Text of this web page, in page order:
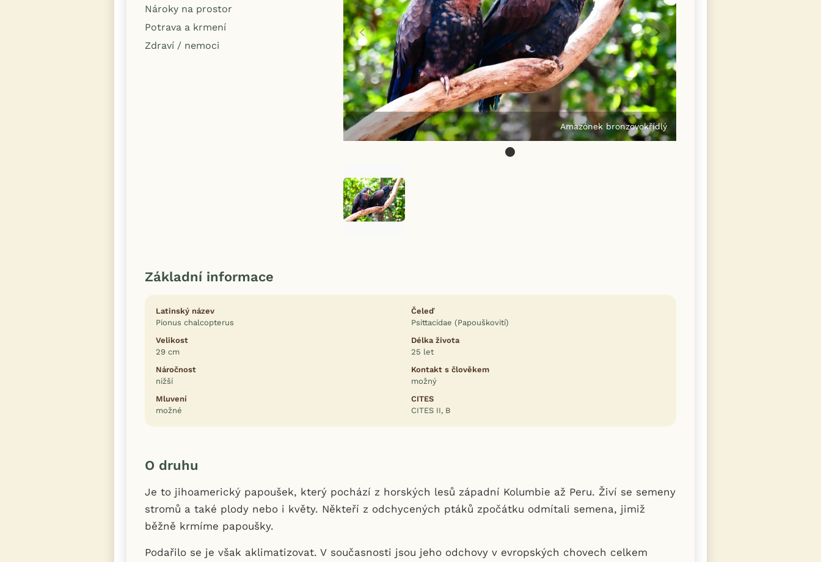
Amazónek bronzovokřídlý
Nároky na prostor
Potrava a krmení
Zdraví / nemoci
Základní informace
Latinský název
Pionus chalcopterus
Čeleď
Psittacidae (Papouškovití)
Velikost
29 cm
Délka života
25 let
Náročnost
nižší
Kontakt s člověkem
možný
Mluvení
možné
CITES
CITES II, B
O druhu
Je to jihoamerický papoušek, který pochází z horských lesů západní Kolumbie až Peru. Živí se semeny
stromů a také plody nebo i květy. Někteří z odchycených ptáků zpočátku odmítali semena, jimiž
běžně krmíme papoušky.
Podařilo se je však aklimatizovat. V současnosti jsou jeho odchovy v evropských chovech celkem